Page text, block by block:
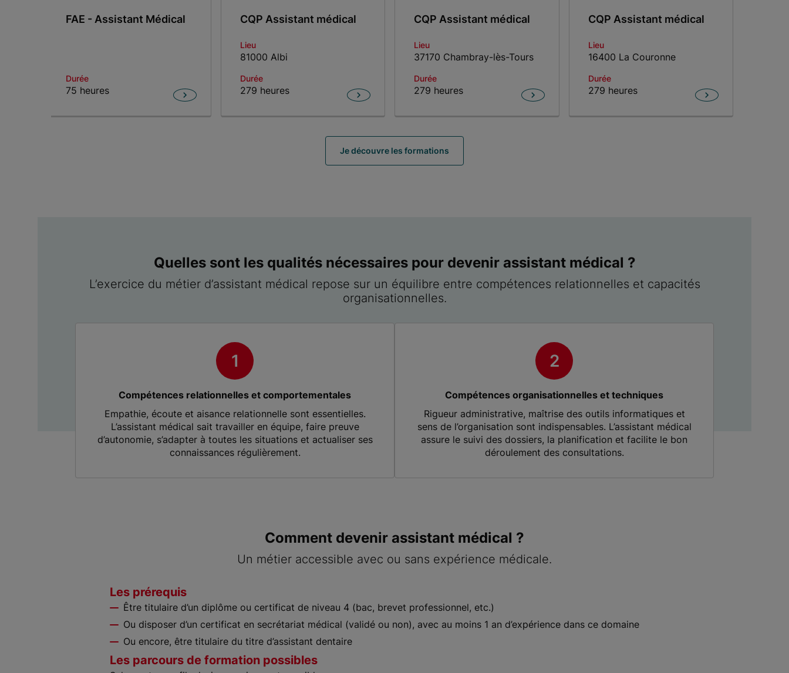
FAE - Assistant Médical
Durée
75 heures
CQP Assistant médical
Lieu
81000 Albi
Durée
279 heures
CQP Assistant médical
Lieu
37170 Chambray-lès-Tours
Durée
279 heures
CQP Assistant médical
Lieu
16400 La Couronne
Durée
279 heures
Je découvre les formations
Quelles sont les qualités nécessaires pour devenir assistant médical ?
L’exercice du métier d’assistant médical repose sur un équilibre entre compétences relationnelles et capacités
organisationnelles.
Compétences relationnelles et comportementales
Empathie, écoute et aisance relationnelle sont essentielles.
L’assistant médical sait travailler en équipe, faire preuve
d’autonomie, s’adapter à toutes les situations et actualiser ses
connaissances régulièrement.
Compétences organisationnelles et techniques
Rigueur administrative, maîtrise des outils informatiques et
sens de l’organisation sont indispensables. L’assistant médical
assure le suivi des dossiers, la planification et facilite le bon
déroulement des consultations.
Comment devenir assistant médical ?
Un métier accessible avec ou sans expérience médicale.
Les prérequis
Être titulaire d’un diplôme ou certificat de niveau 4 (bac, brevet professionnel, etc.)
Ou disposer d’un certificat en secrétariat médical (validé ou non), avec au moins 1 an d’expérience dans ce domaine
Ou encore, être titulaire du titre d’assistant dentaire
Les parcours de formation possibles